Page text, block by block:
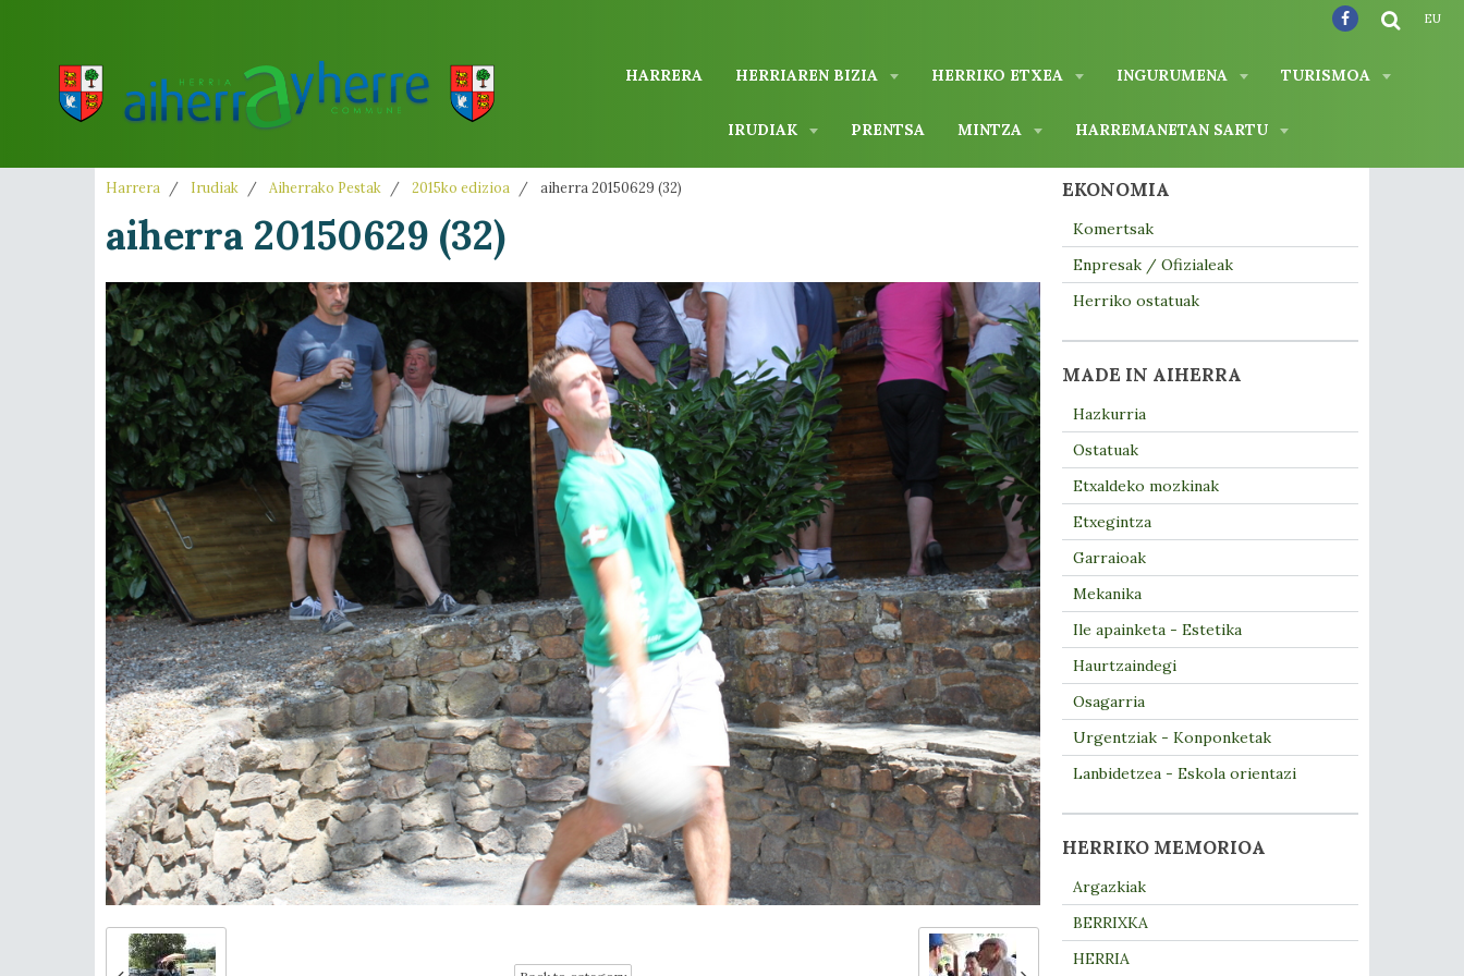
HARRERA HERRIAREN BIZIA HERRIKO ETXEA INGURUMENA TURISMOA
IRUDIAK PRENTSA MINTZA HARREMANETAN SARTU
EU
Harrera Irudiak Aiherrako Pestak 2015ko edizioa aiherra 20150629 (32)
aiherra 20150629 (32)
EKONOMIA
Komertsak
Enpresak / Ofizialeak
Herriko ostatuak
MADE IN AIHERRA
Hazkurria
Ostatuak
Etxaldeko mozkinak
Etxegintza
Garraioak
Mekanika
Ile apainketa - Estetika
Haurtzaindegi
Osagarria
Urgentziak - Konponketak
Lanbidetzea - Eskola orientazi
HERRIKO MEMORIOA
Argazkiak
BERRIXKA
HERRIA